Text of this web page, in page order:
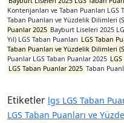
Kontenjanları ve Taban Puanları
Taban Puanları ve Yüzdelik Dilimleri
Puanlar 2025 Bayburt Liseleri 2025
Yıl) LGS Taban Puanları LGS Taban
Taban Puanları ve Yüzdelik Dilimleri
Puanlar LGS Taban Puanlar 2025
LGS Taban Puanlar 2025 Taban
Etiketler lgs LGS Taban
LGS Taban Puanları ve